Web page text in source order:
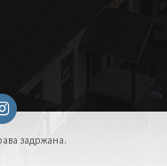
задржана.